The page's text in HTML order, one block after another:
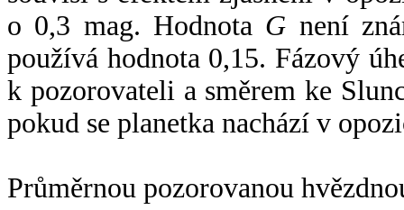
o 0,3 mag. Hodnota G není
používá hodnota 0,15. Fázový
k pozorovateli a směrem ke
pokud se planetka nachází v
Průměrnou pozorovanou